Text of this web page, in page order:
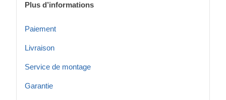
Plus d’informations
Paiement
Livraison
Service de montage
Garantie